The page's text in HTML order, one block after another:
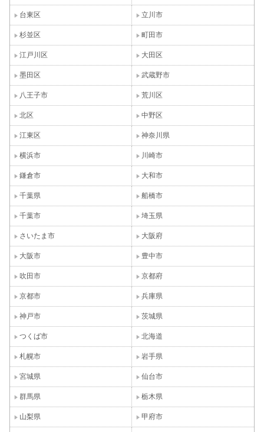
台東区 立川市
杉並区 町田市
江戸川区 大田区
墨田区 武蔵野市
八王子市 荒川区
北区 中野区
江東区 神奈川県
横浜市 川崎市
鎌倉市 大和市
千葉県 船橋市
千葉市 埼玉県
さいたま市 大阪府
大阪市 豊中市
吹田市 京都府
京都市 兵庫県
神戸市 茨城県
つくば市 北海道
札幌市 岩手県
宮城県 仙台市
群馬県 栃木県
山梨県 甲府市